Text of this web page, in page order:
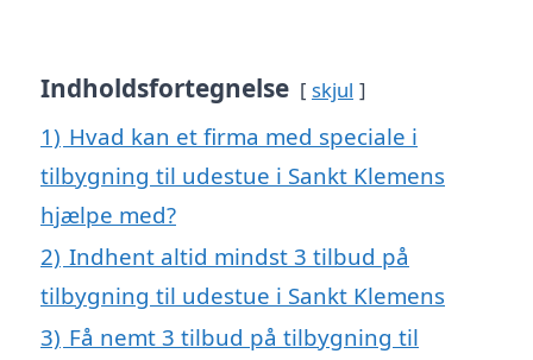
Indholdsfortegnelse skjul
1) Hvad kan et firma med speciale i
tilbygning til udestue i Sankt Klemens
hjælpe med?
2) Indhent altid mindst 3 tilbud på
tilbygning til udestue i Sankt Klemens
3) Få nemt 3 tilbud på tilbygning til